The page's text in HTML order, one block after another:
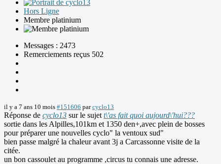
Hors Ligne
Membre platinium
Messages : 2473
Remerciements reçus 502
il y a 7 ans 10 mois #151606 parcyclo13
Réponse de cyclo13 sur le sujet t\'as fait quoi aujourd\'hui???
sortie dans les Alpilles,101km et 1350 den+,avec plein de bosses
pour préparer une nouvelles cyclo" la ventoux sud"
bien passe malgré la chaleur avant 3j a Carcassonne visite de la
citée.
un bon cassoulet au programme ,circus tu connais une adresse.